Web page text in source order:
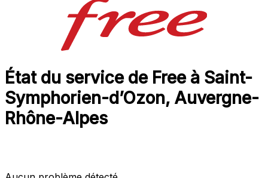
État du service de Free à Saint-
Symphorien-d’Ozon, Auvergne-
Rhône-Alpes